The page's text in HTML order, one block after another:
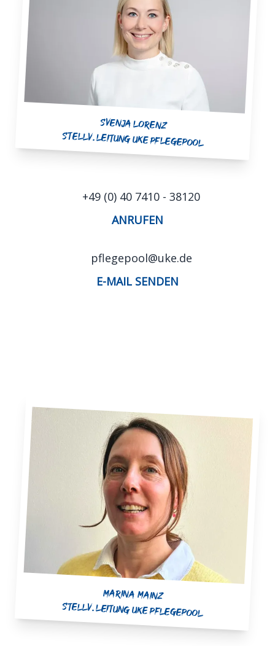
Svenja Lorenz
Stellv. Leitung UKE Pflegepool
ANRUFEN
+49 (0) 40 7410 - 38120
E-MAIL SENDEN
pflegepool@uke.de
Marina Mainz
Stellv. Leitung UKE Pflegepool